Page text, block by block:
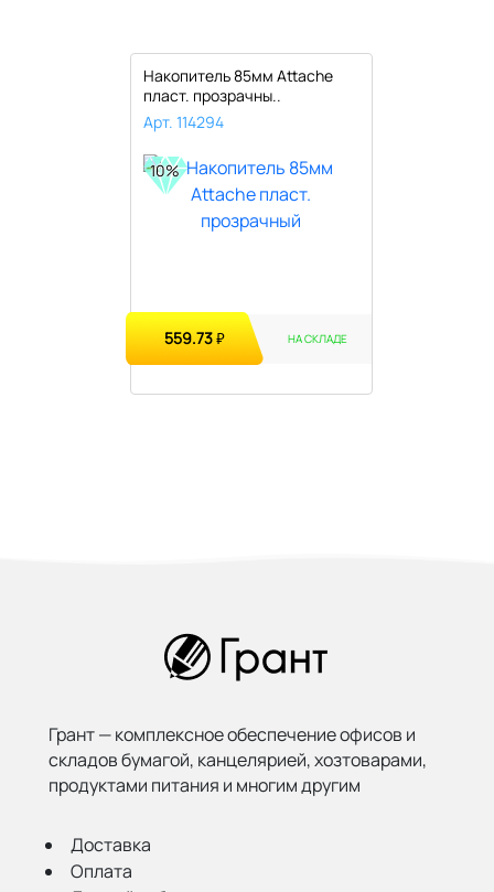
Накопитель 85мм Attache
пласт. прозрачны..
Арт. 114294
10%
559.73₽ НА СКЛАДЕ
Грант — комплексное обеспечение офисов и
складов бумагой, канцелярией, хозтоварами,
продуктами питания и многим другим
Доставка
Оплата